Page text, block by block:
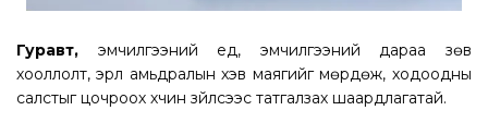
Гуравт, эмчилгээний үед, эмчилгээний дараа зөв
хооллолт, эрүүл амьдралын хэв маягийг мөрдөж, ходоодны
салстыг цочроох хүчин зүйлсээс татгалзах шаардлагатай.